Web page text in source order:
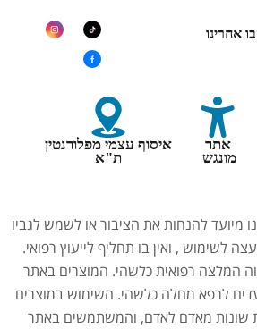
אחרינו
אתר
מונגש
איסוף עצמי מפלורנטין
ת"א
מיועד להנחות את הציבור או לשמש לגביו
לשימוש , ואין בו תחליף לייעוץ רפואי.
המלצה רפואית כלשהי. המוצרים באתר
לרפא מחלה כלשהי. השימוש במוצרים
שונות מאדם לאדם, והמשתמשים באתר